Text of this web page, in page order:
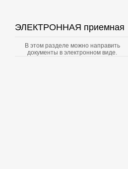
ЭЛЕКТРОННАЯ приемная
В этом разделе можно направить
документы в электронном виде.